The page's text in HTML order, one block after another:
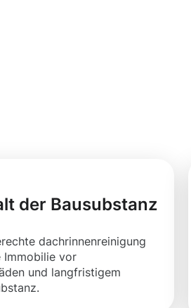
der Bausubstanz
dachrinnenreinigung
Immobilie vor
und langfristigem